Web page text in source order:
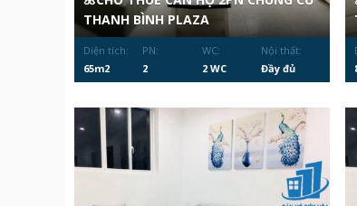
THANH BÌNH PLAZA
Diện tích:
65m2
PN:
2
WC:
2 WC
Nội thất:
Đầy đủ